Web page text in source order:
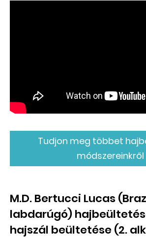
Tudjon meg többet
módszereinkről
M.D. Bertucci Lucas
labdarúgó)
hajszál beültetése (2.